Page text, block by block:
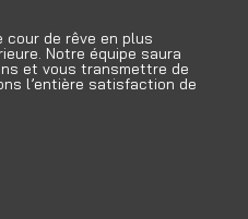
cour de rêve en plus
Notre équipe saura
et vous transmettre de
l’entière satisfaction de